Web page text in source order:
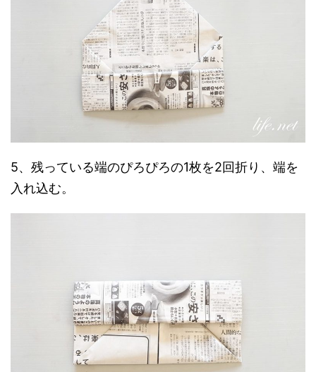
5、残っている端のぴろぴろの1枚を2回折り、端を
入れ込む。